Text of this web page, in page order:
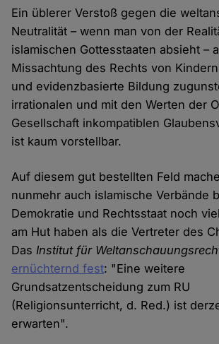
Ein üblerer Verstoß gegen die
Neutralität – wenn man von der
islamischen Gottesstaaten absieht –
Missachtung des Rechts von
und evidenzbasierte Bildung
irrationalen und mit den Werten der
Gesellschaft inkompatiblen
ist kaum vorstellbar.
Auf diesem gut bestellten Feld
nunmehr auch islamische Verbände
Demokratie und Rechtsstaat noch
am Hut haben als die Vertreter des
DasInstitut für
ernüchternd fest: "Eine weitere
Grundsatzentscheidung zum RU
(Religionsunterricht, d. Red.) ist
erwarten".